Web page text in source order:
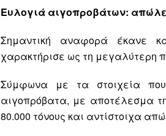
Ευλογιά αιγοπροβάτων:
Σημαντική αναφορά έκανε
χαρακτήρισε ως τη μεγαλύτερη
Σύμφωνα με τα στοιχεία που
αιγοπρόβατα, με αποτέλεσμα
80.000 τόνους και αντίστοιχα